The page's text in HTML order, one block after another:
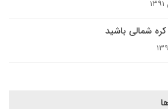
شمالی باشید